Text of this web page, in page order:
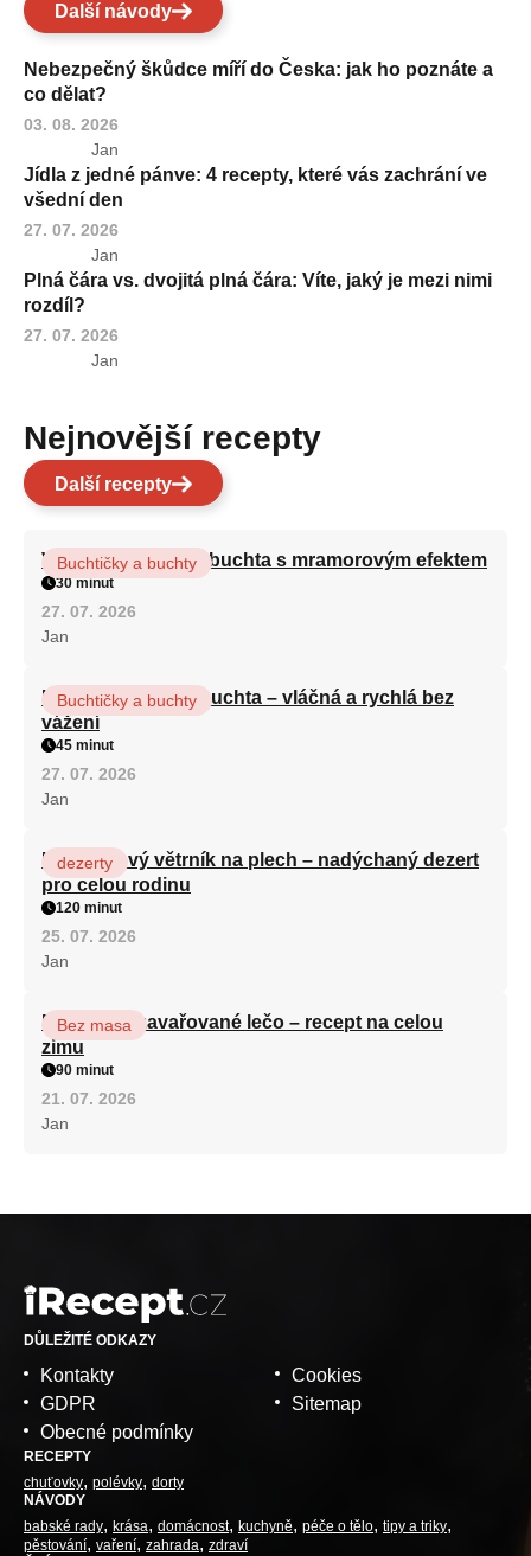
Další návody
Nebezpečný škůdce míří do Česka: jak ho poznáte a
co dělat?
03. 08. 2026
Jan
Jídla z jedné pánve: 4 recepty, které vás zachrání ve
všední den
27. 07. 2026
Jan
Plná čára vs. dvojitá plná čára: Víte, jaký je mezi nimi
rozdíl?
27. 07. 2026
Jan
Nejnovější recepty
Další recepty
Vláčná olejová litá buchta s mramorovým efektem
Buchtičky a buchty
30 minut
27. 07. 2026
Jan
Hrnková maková buchta – vláčná a rychlá bez
vážení
Buchtičky a buchty
45 minut
27. 07. 2026
Jan
Karamelový větrník na plech – nadýchaný dezert
pro celou rodinu
dezerty
120 minut
25. 07. 2026
Jan
Babiččino zavařované lečo – recept na celou
zimu
Bez masa
90 minut
21. 07. 2026
Jan
DŮLEŽITÉ ODKAZY
Kontakty
GDPR
Obecné podmínky
Cookies
Sitemap
RECEPTY
chuťovky polévky dorty
NÁVODY
babské rady
krása domácnost kuchyně péče o tělo tipy a triky
pěstování vaření zahrada zdraví